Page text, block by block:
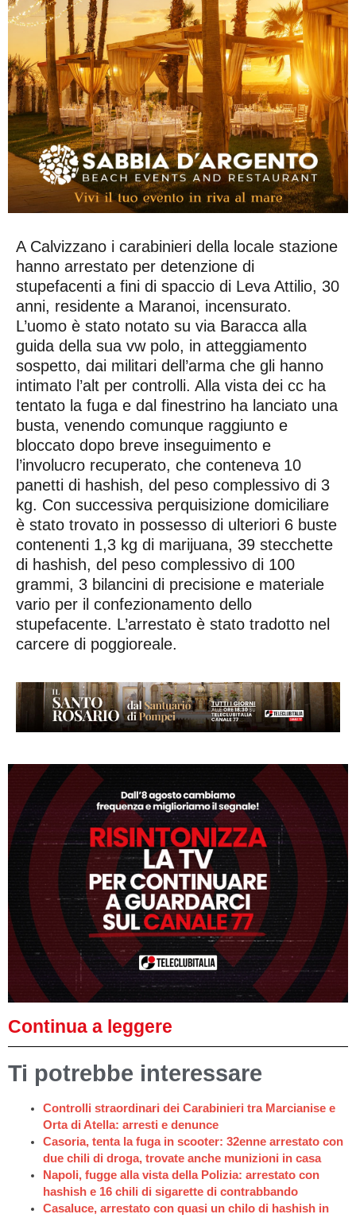
A Calvizzano i carabinieri della locale stazione
hanno arrestato per detenzione di
stupefacenti a fini di spaccio di Leva Attilio, 30
anni, residente a Maranoi, incensurato.
L’uomo è stato notato su via Baracca alla
guida della sua vw polo, in atteggiamento
sospetto, dai militari dell’arma che gli hanno
intimato l’alt per controlli. Alla vista dei cc ha
tentato la fuga e dal finestrino ha lanciato una
busta, venendo comunque raggiunto e
bloccato dopo breve inseguimento e
l’involucro recuperato, che conteneva 10
panetti di hashish, del peso complessivo di 3
kg. Con successiva perquisizione domiciliare
è stato trovato in possesso di ulteriori 6 buste
contenenti 1,3 kg di marijuana, 39 stecchette
di hashish, del peso complessivo di 100
grammi, 3 bilancini di precisione e materiale
vario per il confezionamento dello
stupefacente. L’arrestato è stato tradotto nel
carcere di poggioreale.
Continua a leggere
Ti potrebbe interessare
Controlli straordinari dei Carabinieri tra Marcianise e
Orta di Atella: arresti e denunce
Casoria, tenta la fuga in scooter: 32enne arrestato con
due chili di droga, trovate anche munizioni in casa
Napoli, fugge alla vista della Polizia: arrestato con
hashish e 16 chili di sigarette di contrabbando
Casaluce, arrestato con quasi un chilo di hashish in